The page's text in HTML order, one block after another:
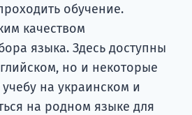
обучение.
качеством
языка. Здесь доступны
но и некоторые
на украинском и
на родном языке для